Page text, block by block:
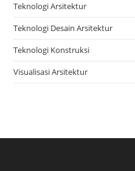
Teknologi Arsitektur
Teknologi Desain Arsitektur
Teknologi Konstruksi
Visualisasi Arsitektur